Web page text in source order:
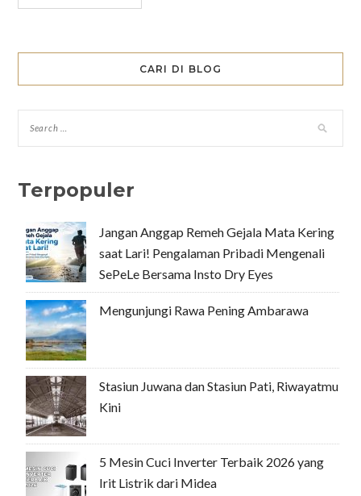
CARI DI BLOG
Terpopuler
Jangan Anggap Remeh Gejala Mata Kering
saat Lari! Pengalaman Pribadi Mengenali
SePeLe Bersama Insto Dry Eyes
Mengunjungi Rawa Pening Ambarawa
Stasiun Juwana dan Stasiun Pati, Riwayatmu
Kini
5 Mesin Cuci Inverter Terbaik 2026 yang
Irit Listrik dari Midea